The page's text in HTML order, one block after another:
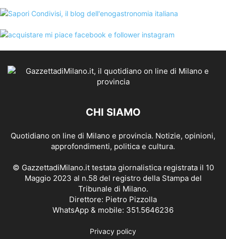
CHI SIAMO
Quotidiano on line di Milano e provincia. Notizie, opinioni,
approfondimenti, politica e cultura.
© GazzettadiMilano.it testata giornalistica registrata il 10
Maggio 2023 al n.58 del registro della Stampa del
Tribunale di Milano.
Direttore: Pietro Pizzolla
WhatsApp & mobile: 351.5646236
Privacy policy